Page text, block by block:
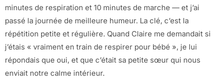
minutes de respiration et 10 minutes de marche — et j’ai
passé la journée de meilleure humeur. La clé, c’est la
répétition petite et régulière. Quand Claire me demandait si
j’étais « vraiment en train de respirer pour bébé », je lui
répondais que oui, et que c’était sa petite sœur qui nous
enviait notre calme intérieur.